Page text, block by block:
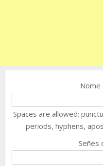
Nome
Spaces are allowed;
periods, hyphens,
Señes